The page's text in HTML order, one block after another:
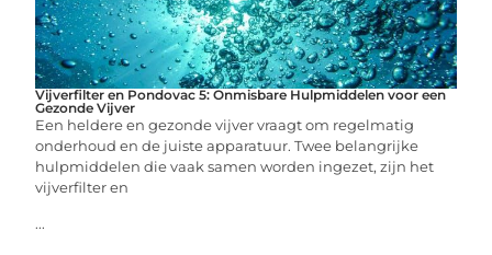
Vijverfilter en Pondovac 5: Onmisbare Hulpmiddelen voor een
Gezonde Vijver
Een heldere en gezonde vijver vraagt om regelmatig
onderhoud en de juiste apparatuur. Twee belangrijke
hulpmiddelen die vaak samen worden ingezet, zijn het
vijverfilter en
...